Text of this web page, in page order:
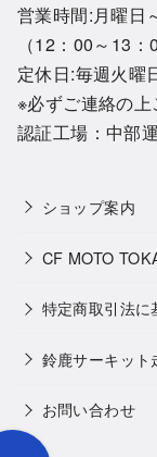
営業時間:月曜日
（12：00～13：
定休日:毎週火曜
※必ずご連絡の上
認証工場：中部
ショップ案内
CF MOTO
特定商取引法に
鈴鹿サーキット
お問い合わせ